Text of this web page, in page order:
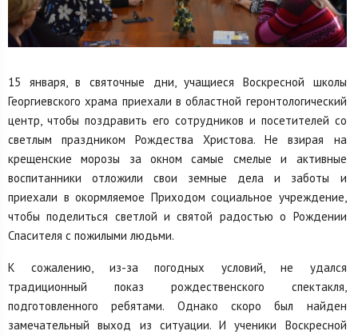
15 января, в святочные дни, учащиеся Воскресной школы
Георгиевского храма приехали в областной геронтологический
центр, чтобы поздравить его сотрудников и посетителей со
светлым праздником Рождества Христова. Не взирая на
крещенские морозы за окном самые смелые и активные
воспитанники отложили свои земные дела и заботы и
приехали в окормляемое Приходом социальное учреждение,
чтобы поделиться светлой и святой радостью о Рождении
Спасителя с пожилыми людьми.
К сожалению, из-за погодных условий, не удался
традиционный показ рождественского спектакля,
подготовленного ребятами. Однако скоро был найден
замечательный выход из ситуации. И ученики Воскресной